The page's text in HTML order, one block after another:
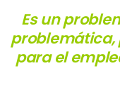
Es un
problemática,
para el